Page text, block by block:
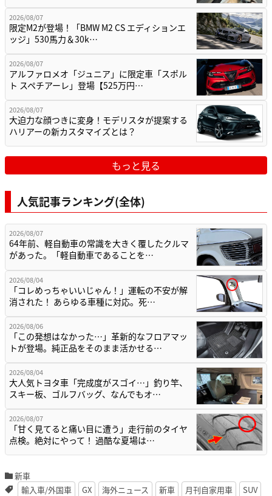
2026/08/07
限定M2が登場！「BMW M2 CS エディションエ
ッジ」530馬力＆30k…
2026/08/07
アルファロメオ「ジュニア」に限定車「スポル
ト スペチアーレ」登場【525万円…
2026/08/07
大迫力な顔つきに変身！モデリスタが提案する
ハリアーの新カスタマイズとは？
もっと見る
人気記事ランキング(全体)
2026/08/07
64年前、軽自動車の常識を大きく覆したクルマ
があった。「軽自動車であることを…
2026/08/04
「コレめっちゃいいじゃん！」運転の不安が解
消された！ あらゆる車種に対応。死…
2026/08/06
「この発想はなかった…」革新的なフロアマッ
トが登場。純正品をそのまま活かせる…
2026/08/04
大人気トヨタ車「完成度がスゴイ…」釣り竿、
スキー板、ゴルフバッグ、なんでもオ…
2026/08/07
「甘く見てると痛い目に遭う」走行前のタイヤ
点検。絶対にやって！ 過酷な夏場は…
新車
輸入車/外国車
GX 海外ニュース 新車 月刊自家用車
SUV